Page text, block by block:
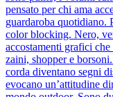
pensato per chi ama
guardaroba quotidiano.
color blocking. Nero,
accostamenti grafici
zaini, shopper e
corda diventano segni
evocano un’attitudine